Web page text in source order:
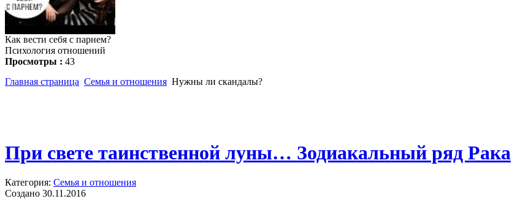
Как вести себя с парнем?
Психология отношений
Просмотры : 43
Главная страница Семья и отношения Нужны ли скандалы?
При свете таинственной луны… Зодиакальный ряд Рака
Категория: Семья и отношения
Создано 30.11.2016